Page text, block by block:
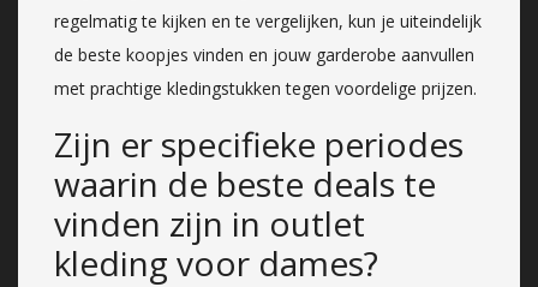
regelmatig te kijken en te vergelijken, kun je uiteindelijk
de beste koopjes vinden en jouw garderobe aanvullen
met prachtige kledingstukken tegen voordelige prijzen.
Zijn er specifieke periodes
waarin de beste deals te
vinden zijn in outlet
kleding voor dames?